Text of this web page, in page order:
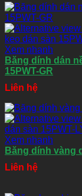
Xem nhanh
Băng dính dán
15PWT-GR
Liên hệ
Xem nhanh
Băng dính vàng
Liên hệ